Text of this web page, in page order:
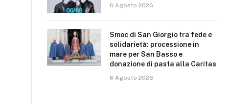
6 Agosto 2026
Smoc di San Giorgio tra fede e
solidarietà: processione in
mare per San Basso e
donazione di pasta alla Caritas
6 Agosto 2026